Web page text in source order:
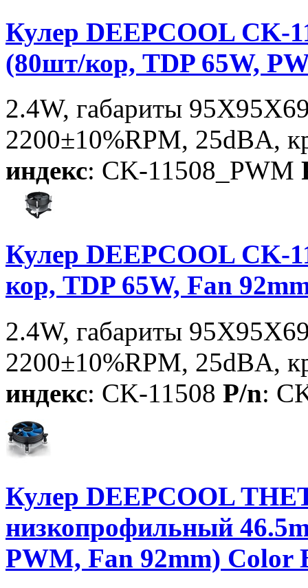
Кулер DEEPCOOL CK-
(80шт/кор, TDP 65W,
2.4W, габариты
2200±10%RPM, 25dBA,
индекс: CK-11508_PWM
Кулер DEEPCOOL CK-
кор, TDP 65W, Fan
2.4W, габариты
2200±10%RPM, 25dBA,
индекс: CK-11508 P/n:
Кулер DEEPCOOL
низкопрофильный
PWM, Fan 92mm) Color